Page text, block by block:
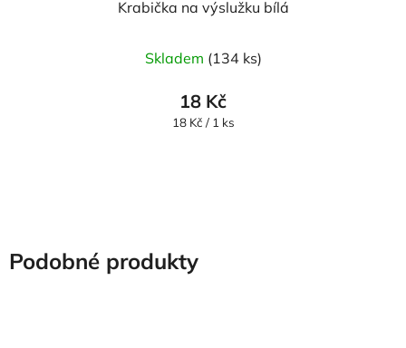
Krabička na výslužku bílá
Skladem (134 ks)
18 Kč
Měrná
18 Kč / 1 ks
Podobné produkty